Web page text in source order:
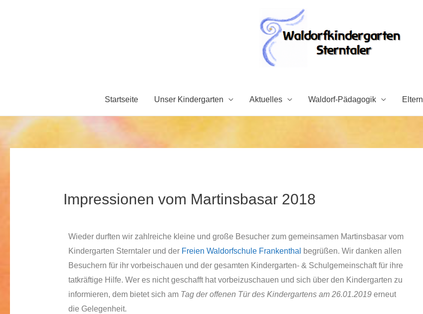
Startseite Unser Kindergarten Aktuelles Waldorf-Pädagogik Eltern
Impressionen vom Martinsbasar 2018
Wieder durften wir zahlreiche kleine und große Besucher zum gemeinsamen Martinsbasar vom
Kindergarten Sterntaler und der Freien Waldorfschule Frankenthal begrüßen. Wir danken allen
Besuchern für ihr vorbeischauen und der gesamten Kindergarten- & Schulgemeinschaft für ihre
tatkräftige Hilfe. Wer es nicht geschafft hat vorbeizuschauen und sich über den Kindergarten zu
informieren, dem bietet sich am Tag der offenen Tür des Kindergartens am 26.01.2019erneut
die Gelegenheit.